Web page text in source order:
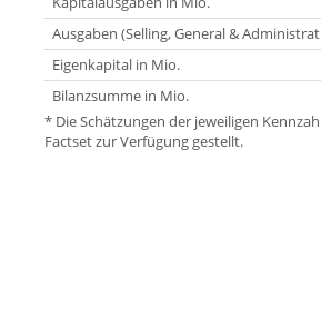
Ausgaben (Selling, General &
Eigenkapital in Mio.
Bilanzsumme in Mio.
* Die Schätzungen der jeweiligen
Factset zur Verfügung gestellt.